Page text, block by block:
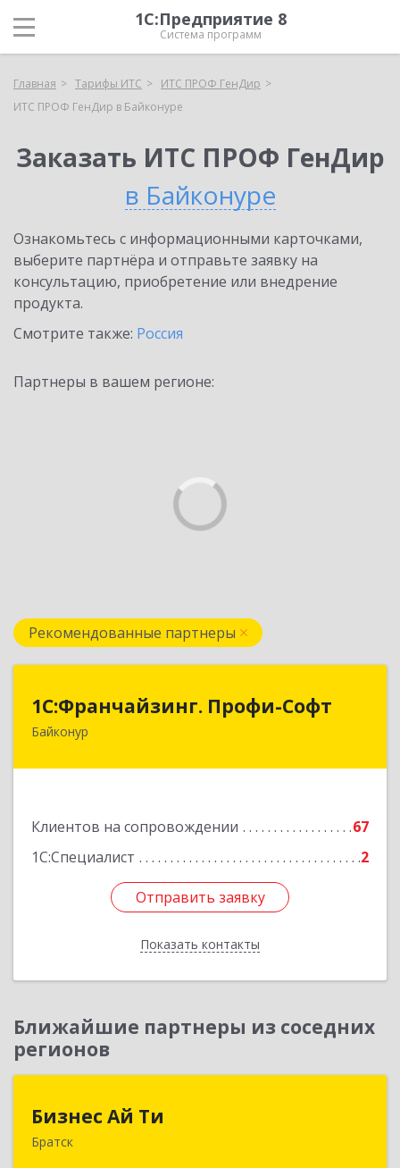
1С:Предприятие 8
Система программ
Главная Тарифы ИТС
ИТС ПРОФ ГенДир
ИТС ПРОФ ГенДир в Байконуре
Заказать ИТС ПРОФ ГенДир
в Байконуре
Ознакомьтесь с информационными карточками,
выберите партнёра и отправьте заявку на
консультацию, приобретение или внедрение
продукта.
Смотрите также: Россия
Партнеры в вашем регионе:
Рекомендованные партнеры
1С:Франчайзинг. Профи-Софт
Байконур
Клиентов на сопровождении
67
1С:Специалист
2
Отправить заявку
Показать контакты
1С:Франчайзинг. Профи-Софт
468320, Байконур г, Ленина ул, дом № 10,
Отправить заявку
Назад
Ближайшие партнеры из соседних
регионов
Бизнес Ай Ти
Братск
665717, Иркутская обл, Братск г, Центральный